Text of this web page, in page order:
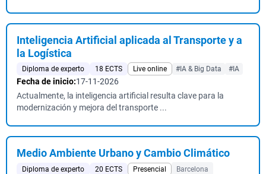
Inteligencia Artificial aplicada al Transporte y a
la Logística
Diploma de experto 18 ECTS Live online #IA & Big Data #IA
Fecha de inicio:17-11-2026
Actualmente, la inteligencia artificial resulta clave para la
modernización y mejora del transporte ...
Medio Ambiente Urbano y Cambio Climático
Diploma de experto 20 ECTS Presencial
Barcelona